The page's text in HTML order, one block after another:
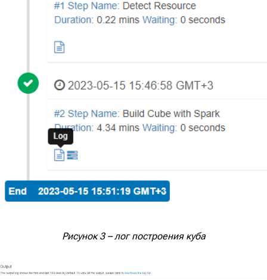
Рисунок 3 – лог построения куба